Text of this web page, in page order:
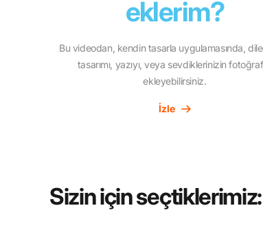
eklerim?
Bu videodan, kendin tasarla uygulamasında,
tasarımı, yazıyı, veya sevdiklerinizin
ekleyebilirsiniz.
İzle
Sizin için seçtiklerimiz: